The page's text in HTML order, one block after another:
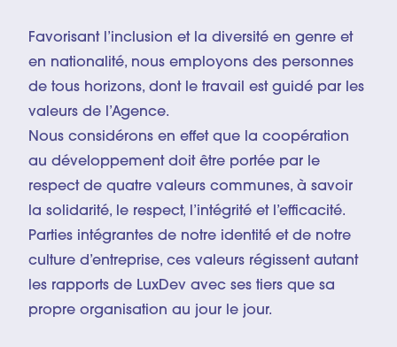
Favorisant l’inclusion et la diversité en genre et
en nationalité, nous employons des personnes
de tous horizons, dont le travail est guidé par les
valeurs de l’Agence.
Nous considérons en effet que la coopération
au développement doit être portée par le
respect de quatre valeurs communes, à savoir
la solidarité, le respect, l’intégrité et l’efficacité.
Parties intégrantes de notre identité et de notre
culture d’entreprise, ces valeurs régissent autant
les rapports de LuxDev avec ses tiers que sa
propre organisation au jour le jour.